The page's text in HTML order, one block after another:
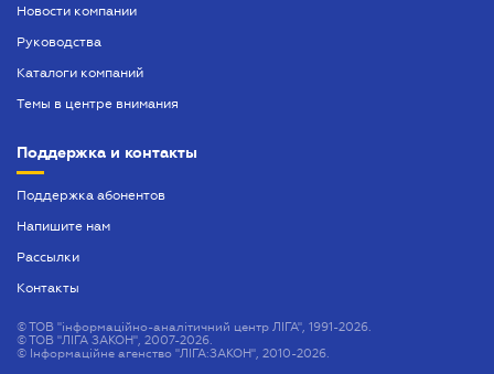
Новости компании
Руководства
Каталоги компаний
Темы в центре внимания
Поддержка и контакты
Поддержка абонентов
Напишите нам
Рассылки
Контакты
©ТОВ "інформаційно-аналітичний центр ЛІГА", 1991-2026.
©ТОВ "ЛІГА ЗАКОН", 2007-2026.
© Інформаційне агенство "ЛІГА:ЗАКОН", 2010-2026.